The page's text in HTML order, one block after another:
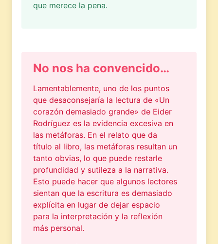
que merece la pena.
No nos ha convencido…
Lamentablemente, uno de los puntos
que desaconsejaría la lectura de «Un
corazón demasiado grande» de Eider
Rodríguez es la evidencia excesiva en
las metáforas. En el relato que da
título al libro, las metáforas resultan un
tanto obvias, lo que puede restarle
profundidad y sutileza a la narrativa.
Esto puede hacer que algunos lectores
sientan que la escritura es demasiado
explícita en lugar de dejar espacio
para la interpretación y la reflexión
más personal.